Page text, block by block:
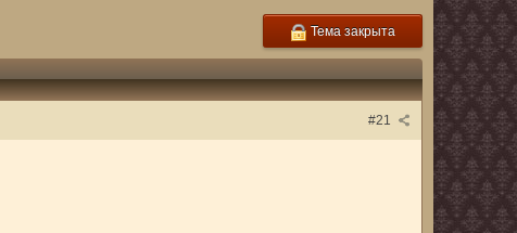
Тема закрыта
#21